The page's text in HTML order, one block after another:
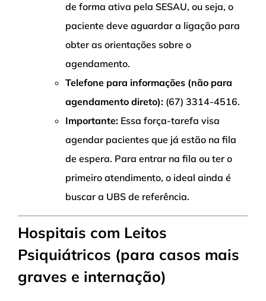
de forma ativa pela SESAU, ou seja, o
paciente deve aguardar a ligação para
obter as orientações sobre o
agendamento.
Telefone para informações (não para
agendamento direto): (67) 3314-4516.
Importante: Essa força-tarefa visa
agendar pacientes que já estão na fila
de espera. Para entrar na fila ou ter o
primeiro atendimento, o ideal ainda é
buscar a UBS de referência.
Hospitais com Leitos
Psiquiátricos (para casos mais
graves e internação)